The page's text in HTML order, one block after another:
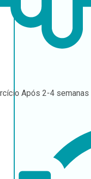
Após 2-4 semanas